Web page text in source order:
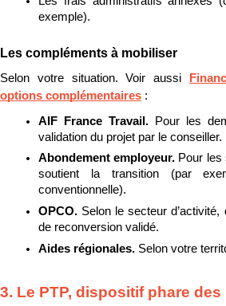
exemple).
Les compléments à mobiliser
Selon votre situation. Voir aussi
options complémentaires :
AIF France Travail.
Pour les
validation du projet par le conseiller.
Abondement employeur. Pour les
soutient la transition (par
conventionnelle).
OPCO. Selon le secteur d’activité,
de reconversion validé.
Aides régionales. Selon votre
3. Le PTP, dispositif phare